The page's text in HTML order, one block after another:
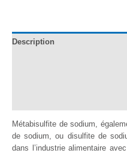
Description
Métabisulfite de sodium,
de sodium, ou disulfite de
dans l’industrie alimentaire